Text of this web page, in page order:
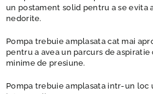
un postament solid pentru a se evita
nedorite.
Pompa trebuie amplasata cat mai
pentru a avea un parcurs de
minime de presiune.
Pompa trebuie amplasata intr-un loc